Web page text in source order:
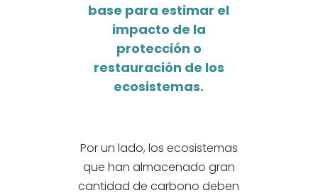
base para estimar el
impacto de la
protección o
restauración de los
ecosistemas.
Por un lado, los ecosistemas
que han almacenado gran
cantidad de carbono deben